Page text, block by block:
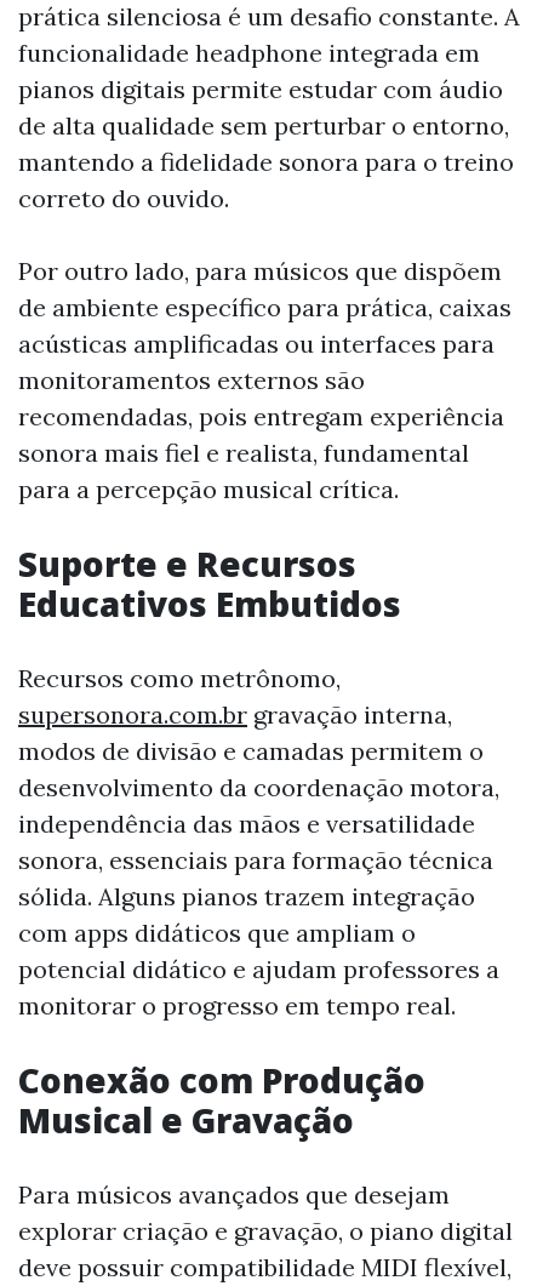
prática silenciosa é um desafio constante. A
funcionalidade headphone integrada em
pianos digitais permite estudar com áudio
de alta qualidade sem perturbar o entorno,
mantendo a fidelidade sonora para o treino
correto do ouvido.
Por outro lado, para músicos que dispõem
de ambiente específico para prática, caixas
acústicas amplificadas ou interfaces para
monitoramentos externos são
recomendadas, pois entregam experiência
sonora mais fiel e realista, fundamental
para a percepção musical crítica.
Suporte e Recursos
Educativos Embutidos
Recursos como metrônomo,
supersonora.com.br gravação interna,
modos de divisão e camadas permitem o
desenvolvimento da coordenação motora,
independência das mãos e versatilidade
sonora, essenciais para formação técnica
sólida. Alguns pianos trazem integração
com apps didáticos que ampliam o
potencial didático e ajudam professores a
monitorar o progresso em tempo real.
Conexão com Produção
Musical e Gravação
Para músicos avançados que desejam
explorar criação e gravação, o piano digital
deve possuir compatibilidade MIDI flexível,